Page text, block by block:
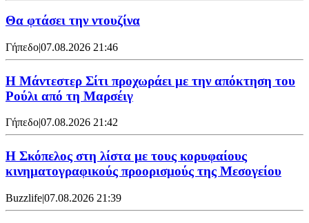
Θα φτάσει την ντουζίνα
Γήπεδο|07.08.2026 21:46
Η Μάντεστερ Σίτι προχωράει με την απόκτηση του
Ρούλι από τη Μαρσέιγ
Γήπεδο|07.08.2026 21:42
Η Σκόπελος στη λίστα με τους κορυφαίους
κινηματογραφικούς προορισμούς της Μεσογείου
Buzzlife|07.08.2026 21:39